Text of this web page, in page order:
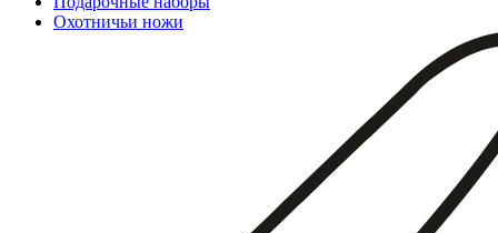
Охотничьи ножи